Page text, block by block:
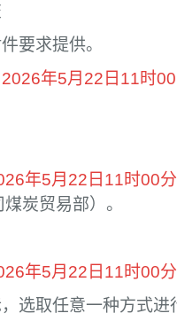
要求提供。
2026年5月22日11时
年5月22日11时00
煤炭贸易部）。
年5月22日11时00
选取任意一种方式